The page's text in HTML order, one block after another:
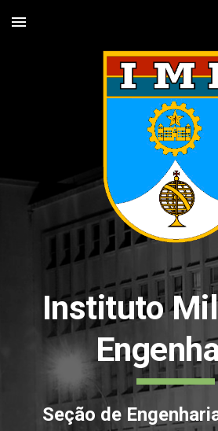
Skip to main content
Instituto
Seção de